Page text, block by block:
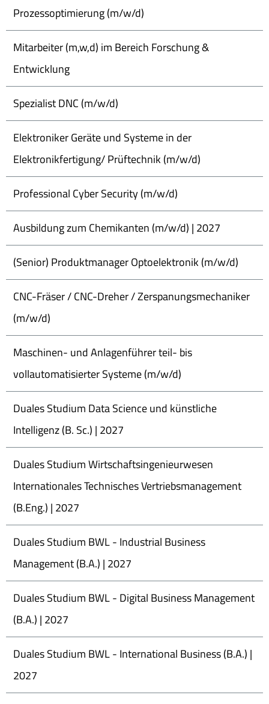
Prozessoptimierung (m/w/d)
Mitarbeiter (m,w,d) im Bereich Forschung &
Entwicklung
Spezialist DNC (m/w/d)
Elektroniker Geräte und Systeme in der
Elektronikfertigung/ Prüftechnik (m/w/d)
Professional Cyber Security (m/w/d)
Ausbildung zum Chemikanten (m/w/d) | 2027
(Senior) Produktmanager Optoelektronik (m/w/d)
CNC-Fräser / CNC-Dreher / Zerspanungsmechaniker
(m/w/d)
Maschinen- und Anlagenführer teil- bis
vollautomatisierter Systeme (m/w/d)
Duales Studium Data Science und künstliche
Intelligenz (B. Sc.) | 2027
Duales Studium Wirtschaftsingenieurwesen
Internationales Technisches Vertriebsmanagement
(B.Eng.) | 2027
Duales Studium BWL - Industrial Business
Management (B.A.) | 2027
Duales Studium BWL - Digital Business Management
(B.A.) | 2027
Duales Studium BWL - International Business (B.A.) |
2027